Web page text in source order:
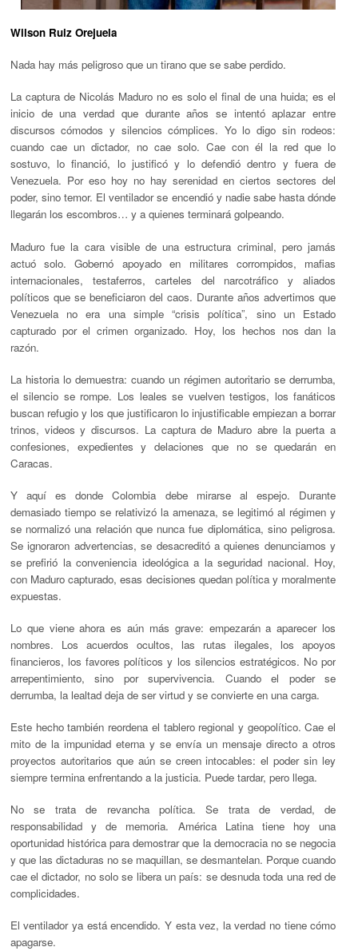
Wilson Ruiz Orejuela
Nada hay más peligroso que un tirano que se sabe perdido.
La captura de Nicolás Maduro no es solo el final de una huida; es el
inicio de una verdad que durante años se intentó aplazar entre
discursos cómodos y silencios cómplices. Yo lo digo sin rodeos:
cuando cae un dictador, no cae solo. Cae con él la red que lo
sostuvo, lo financió, lo justificó y lo defendió dentro y fuera de
Venezuela. Por eso hoy no hay serenidad en ciertos sectores del
poder, sino temor. El ventilador se encendió y nadie sabe hasta dónde
llegarán los escombros… y a quienes terminará golpeando.
Maduro fue la cara visible de una estructura criminal, pero jamás
actuó solo. Gobernó apoyado en militares corrompidos, mafias
internacionales, testaferros, carteles del narcotráfico y aliados
políticos que se beneficiaron del caos. Durante años advertimos que
Venezuela no era una simple “crisis política”, sino un Estado
capturado por el crimen organizado. Hoy, los hechos nos dan la
razón.
La historia lo demuestra: cuando un régimen autoritario se derrumba,
el silencio se rompe. Los leales se vuelven testigos, los fanáticos
buscan refugio y los que justificaron lo injustificable empiezan a borrar
trinos, videos y discursos. La captura de Maduro abre la puerta a
confesiones, expedientes y delaciones que no se quedarán en
Caracas.
Y aquí es donde Colombia debe mirarse al espejo. Durante
demasiado tiempo se relativizó la amenaza, se legitimó al régimen y
se normalizó una relación que nunca fue diplomática, sino peligrosa.
Se ignoraron advertencias, se desacreditó a quienes denunciamos y
se prefirió la conveniencia ideológica a la seguridad nacional. Hoy,
con Maduro capturado, esas decisiones quedan política y moralmente
expuestas.
Lo que viene ahora es aún más grave: empezarán a aparecer los
nombres. Los acuerdos ocultos, las rutas ilegales, los apoyos
financieros, los favores políticos y los silencios estratégicos. No por
arrepentimiento, sino por supervivencia. Cuando el poder se
derrumba, la lealtad deja de ser virtud y se convierte en una carga.
Este hecho también reordena el tablero regional y geopolítico. Cae el
mito de la impunidad eterna y se envía un mensaje directo a otros
proyectos autoritarios que aún se creen intocables: el poder sin ley
siempre termina enfrentando a la justicia. Puede tardar, pero llega.
No se trata de revancha política. Se trata de verdad, de
responsabilidad y de memoria. América Latina tiene hoy una
oportunidad histórica para demostrar que la democracia no se negocia
y que las dictaduras no se maquillan, se desmantelan. Porque cuando
cae el dictador, no solo se libera un país: se desnuda toda una red de
complicidades.
El ventilador ya está encendido. Y esta vez, la verdad no tiene cómo
apagarse.